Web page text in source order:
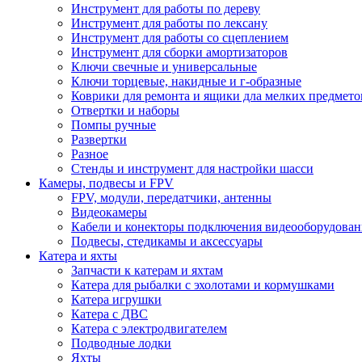
Инструмент для работы по дереву
Инструмент для работы по лексану
Инструмент для работы со сцеплением
Инструмент для сборки амортизаторов
Ключи свечные и универсальные
Ключи торцевые, накидные и г-образные
Коврики для ремонта и ящики дла мелких
Отвертки и наборы
Помпы ручные
Развертки
Разное
Стенды и инструмент для настройки шасси
Камеры, подвесы и FPV
FPV, модули, передатчики, антенны
Видеокамеры
Кабели и конекторы подключения
Подвесы, стедикамы и аксессуары
Катера и яхты
Запчасти к катерам и яхтам
Катера для рыбалки с эхолотами и кормушками
Катера игрушки
Катера с ДВС
Катера с электродвигателем
Подводные лодки
Яхты